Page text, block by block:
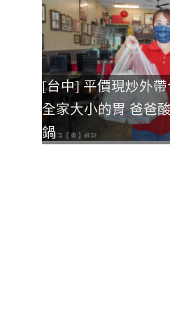
[台中] 平價現炒外
全家大小的胃 爸爸
鍋